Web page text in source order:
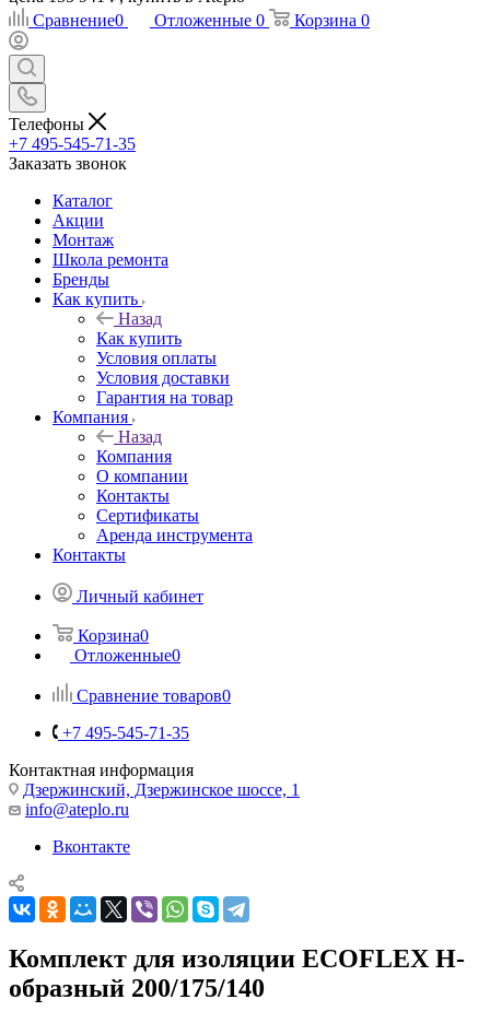
Сравнение0 Отложенные 0 Корзина 0
Телефоны
+7 495-545-71-35
Заказать звонок
Каталог
Акции
Монтаж
Школа ремонта
Бренды
Как купить
Назад
Как купить
Условия оплаты
Условия доставки
Гарантия на товар
Компания
Назад
Компания
О компании
Контакты
Сертификаты
Аренда инструмента
Контакты
Личный кабинет
Корзина0
Отложенные0
Сравнение товаров0
+7 495-545-71-35
Контактная информация
Дзержинский, Дзержинское шоссе, 1
info@ateplo.ru
Вконтакте
Комплект для изоляции ECOFLEX Н-
образный 200/175/140